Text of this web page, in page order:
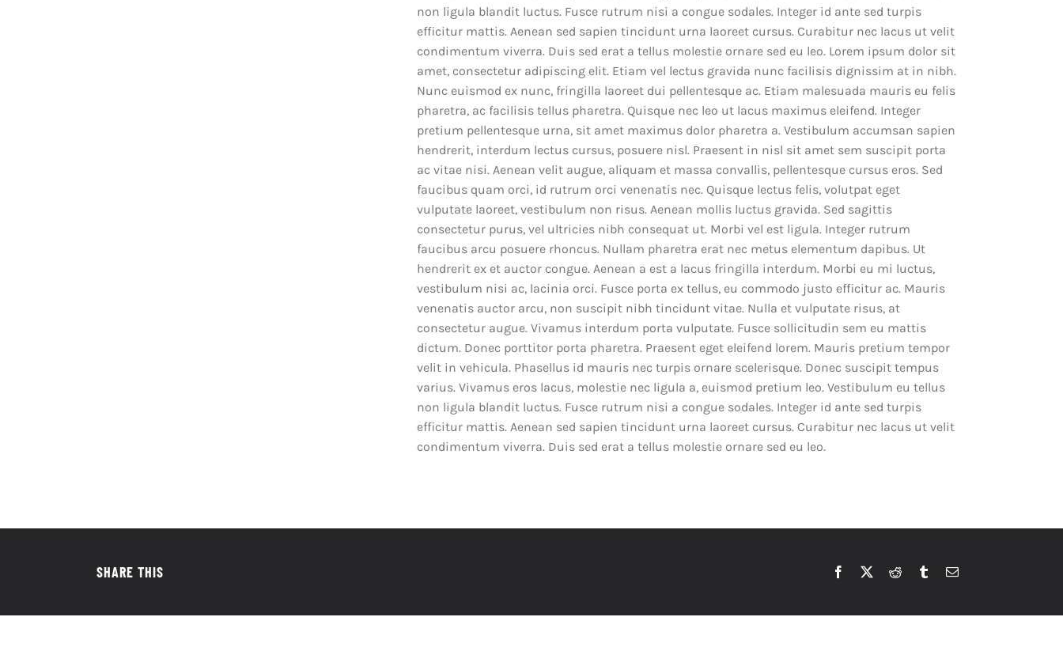
non ligula blandit luctus. Fusce rutrum nisi a congue sodales. Integer id ante sed turpis
efficitur mattis. Aenean sed sapien tincidunt urna laoreet cursus. Curabitur nec lacus ut velit
condimentum viverra. Duis sed erat a tellus molestie ornare sed eu leo. Lorem ipsum dolor sit
amet, consectetur adipiscing elit. Etiam vel lectus gravida nunc facilisis dignissim at in nibh.
Nunc euismod ex nunc, fringilla laoreet dui pellentesque ac. Etiam malesuada mauris eu felis
pharetra, ac facilisis tellus pharetra. Quisque nec leo ut lacus maximus eleifend. Integer
pretium pellentesque urna, sit amet maximus dolor pharetra a. Vestibulum accumsan sapien
hendrerit, interdum lectus cursus, posuere nisl. Praesent in nisl sit amet sem suscipit porta
ac vitae nisi. Aenean velit augue, aliquam et massa convallis, pellentesque cursus eros. Sed
faucibus quam orci, id rutrum orci venenatis nec. Quisque lectus felis, volutpat eget
vulputate laoreet, vestibulum non risus. Aenean mollis luctus gravida. Sed sagittis
consectetur purus, vel ultricies nibh consequat ut. Morbi vel est ligula. Integer rutrum
faucibus arcu posuere rhoncus. Nullam pharetra erat nec metus elementum dapibus. Ut
hendrerit ex et auctor congue. Aenean a est a lacus fringilla interdum. Morbi eu mi luctus,
vestibulum nisi ac, lacinia orci. Fusce porta ex tellus, eu commodo justo efficitur ac. Mauris
venenatis auctor arcu, non suscipit nibh tincidunt vitae. Nulla et vulputate risus, at
consectetur augue. Vivamus interdum porta vulputate. Fusce sollicitudin sem eu mattis
dictum. Donec porttitor porta pharetra. Praesent eget eleifend lorem. Mauris pretium tempor
velit in vehicula. Phasellus id mauris nec turpis ornare scelerisque. Donec suscipit tempus
varius. Vivamus eros lacus, molestie nec ligula a, euismod pretium leo. Vestibulum eu tellus
non ligula blandit luctus. Fusce rutrum nisi a congue sodales. Integer id ante sed turpis
efficitur mattis. Aenean sed sapien tincidunt urna laoreet cursus. Curabitur nec lacus ut velit
condimentum viverra. Duis sed erat a tellus molestie ornare sed eu leo.
SHARE THIS